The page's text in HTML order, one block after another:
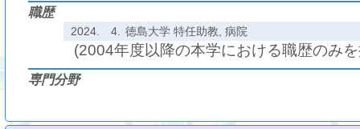
職歴
2024. 4. 徳島大学 特任助教, 病院
(2004年度以降の本学における職歴のみ
専門分野